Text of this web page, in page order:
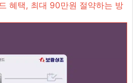
혜택, 최대 90만원 절약하는 방